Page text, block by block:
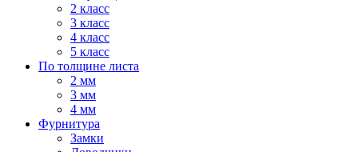
2 класс
3 класс
4 класс
5 класс
По толщине листа
2 мм
3 мм
4 мм
Фурнитура
Замки